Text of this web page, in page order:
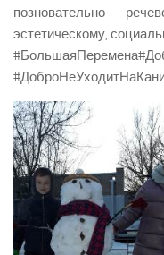
позновательно —
эстетическому,